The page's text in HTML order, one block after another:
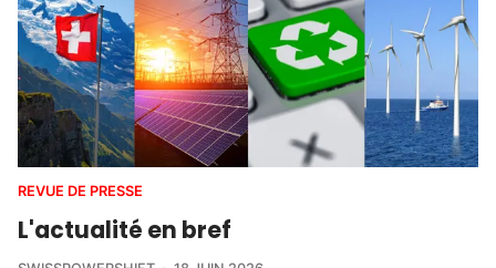
REVUE DE PRESSE
L'actualité en bref